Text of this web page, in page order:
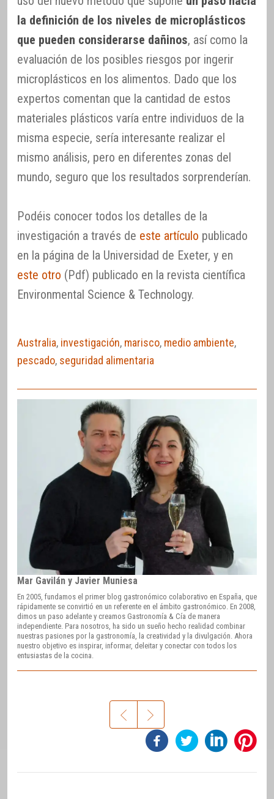
la definición de los niveles de microplásticos
que pueden considerarse dañinos, así como la
evaluación de los posibles riesgos por ingerir
microplásticos en los alimentos. Dado que los
expertos comentan que la cantidad de estos
materiales plásticos varía entre individuos de la
misma especie, sería interesante realizar el
mismo análisis, pero en diferentes zonas del
mundo, seguro que los resultados sorprenderían.
Podéis conocer todos los detalles de la
investigación a través de este artículo publicado
en la página de la Universidad de Exeter, y en
este otro (Pdf) publicado en la revista científica
Environmental Science & Technology.
Australia, investigación, marisco, medio ambiente,
pescado, seguridad alimentaria
Mar Gavilán y Javier Muniesa
En 2005, fundamos el primer blog gastronómico colaborativo en España, que
rápidamente se convirtió en un referente en el ámbito gastronómico. En 2008,
dimos un paso adelante y creamos Gastronomía & Cía de manera
independiente. Para nosotros, ha sido un sueño hecho realidad combinar
nuestras pasiones por la gastronomía, la creatividad y la divulgación. Ahora
nuestro objetivo es inspirar, informar, deleitar y conectar con todos los
entusiastas de la cocina.